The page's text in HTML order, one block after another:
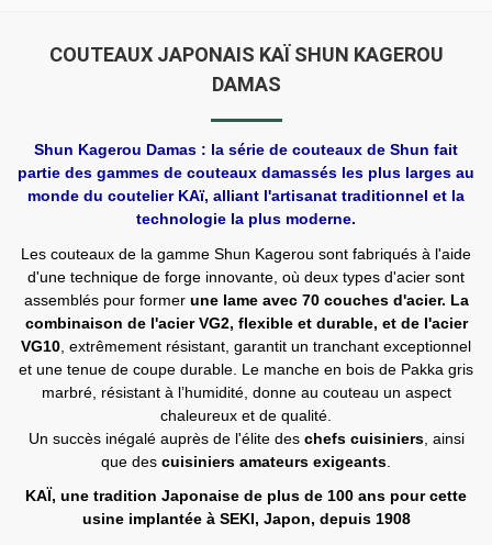
COUTEAUX JAPONAIS KAÏ SHUN KAGEROU
DAMAS
Shun Kagerou Damas : la série de couteaux de Shun fait
partie des gammes de couteaux damassés les plus larges au
monde du coutelier KAï, alliant l'artisanat traditionnel et la
technologie la plus moderne.
Les couteaux de la gamme Shun Kagerou sont fabriqués à l'aide
d'une technique de forge innovante, où deux types d'acier sont
assemblés pour former une lame avec 70 couches d'acier. La
combinaison de l'acier VG2, flexible et durable, et de l'acier
VG10 , extrêmement résistant, garantit un tranchant exceptionnel
et une tenue de coupe durable. Le manche en bois de Pakka gris
marbré, résistant à l’humidité, donne au couteau un aspect
chaleureux et de qualité.
Un succès inégalé auprès de l'élite des chefs cuisiniers, ainsi
que des cuisiniers amateurs exigeants
KAÏ, une tradition Japonaise de plus de 100 ans pour cette
usine implantée à SEKI, Japon, depuis 1908